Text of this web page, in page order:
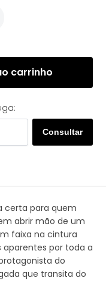
carrinho
Consultar
certa para quem
abrir mão de um
faixa na cintura
por toda a
do
que transita do